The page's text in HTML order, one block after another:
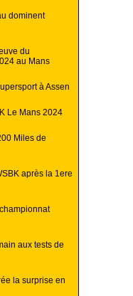
dominent
du
au Mans
à Assen
Le Mans 2024
Miles de
après la 1ere
aux tests de
la surprise en